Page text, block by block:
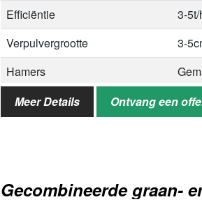
Efficiëntie
3-5t/
Verpulvergrootte
3-
Hamers
Vaatgrootte
Meer Details Ontvang een
Gecombineerde graan-